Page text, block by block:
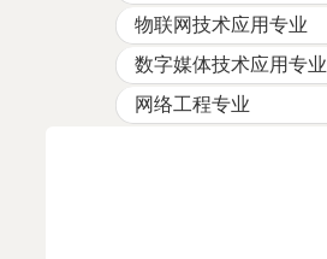
物联网技术应用专业
数字媒体技术应用专业
网络工程专业